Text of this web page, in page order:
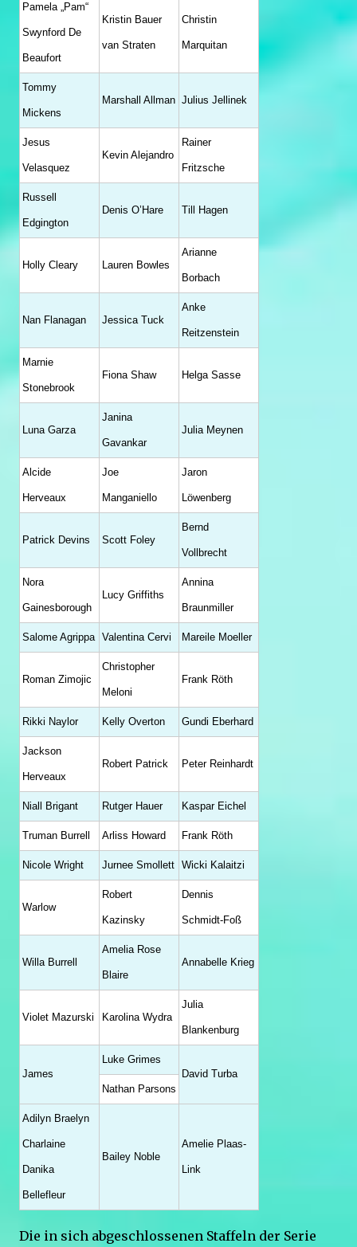
Pamela „Pam“
Swynford De
Beaufort
Kristin Bauer
van Straten
Christin
Marquitan
Tommy
Mickens
Marshall Allman Julius Jellinek
Jesus
Velasquez
Kevin Alejandro
Rainer
Fritzsche
Russell
Edgington
Denis O’Hare Till Hagen
Holly Cleary Lauren Bowles
Arianne
Borbach
Nan Flanagan Jessica Tuck
Anke
Reitzenstein
Marnie
Stonebrook
Fiona Shaw Helga Sasse
Luna Garza
Janina
Gavankar
Julia Meynen
Alcide
Herveaux
Joe
Manganiello
Jaron
Löwenberg
Patrick Devins Scott Foley
Bernd
Vollbrecht
Nora
Gainesborough
Lucy Griffiths
Annina
Braunmiller
Salome Agrippa Valentina Cervi Mareile Moeller
Roman Zimojic
Christopher
Meloni
Frank Röth
Rikki Naylor Kelly Overton Gundi Eberhard
Jackson
Herveaux
Robert Patrick Peter Reinhardt
Niall Brigant Rutger Hauer Kaspar Eichel
Truman Burrell Arliss Howard Frank Röth
Nicole Wright Jurnee Smollett Wicki Kalaitzi
Warlow
Robert
Kazinsky
Dennis
Schmidt-Foß
Willa Burrell
Amelia Rose
Blaire
Annabelle Krieg
Violet Mazurski Karolina Wydra
Julia
Blankenburg
James
Luke Grimes
David Turba
Nathan Parsons
Adilyn Braelyn
Charlaine
Danika
Bellefleur
Bailey Noble
Amelie Plaas-
Link
Die in sich abgeschlossenen Staffeln der Serie